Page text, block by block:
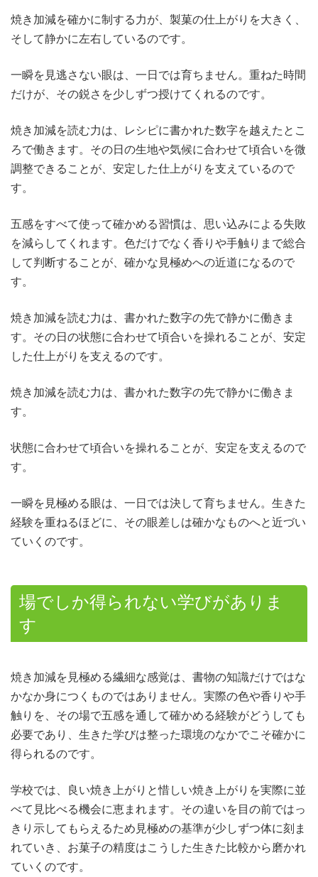
焼き加減を確かに制する力が、製菓の仕上がりを大きく、
そして静かに左右しているのです。
一瞬を見逃さない眼は、一日では育ちません。重ねた時間
だけが、その鋭さを少しずつ授けてくれるのです。
焼き加減を読む力は、レシピに書かれた数字を越えたとこ
ろで働きます。その日の生地や気候に合わせて頃合いを微
調整できることが、安定した仕上がりを支えているので
す。
五感をすべて使って確かめる習慣は、思い込みによる失敗
を減らしてくれます。色だけでなく香りや手触りまで総合
して判断することが、確かな見極めへの近道になるので
す。
焼き加減を読む力は、書かれた数字の先で静かに働きま
す。その日の状態に合わせて頃合いを操れることが、安定
した仕上がりを支えるのです。
焼き加減を読む力は、書かれた数字の先で静かに働きま
す。
状態に合わせて頃合いを操れることが、安定を支えるので
す。
一瞬を見極める眼は、一日では決して育ちません。生きた
経験を重ねるほどに、その眼差しは確かなものへと近づい
ていくのです。
場でしか得られない学びがありま
す
焼き加減を見極める繊細な感覚は、書物の知識だけではな
かなか身につくものではありません。実際の色や香りや手
触りを、その場で五感を通して確かめる経験がどうしても
必要であり、生きた学びは整った環境のなかでこそ確かに
得られるのです。
学校では、良い焼き上がりと惜しい焼き上がりを実際に並
べて見比べる機会に恵まれます。その違いを目の前ではっ
きり示してもらえるため見極めの基準が少しずつ体に刻ま
れていき、お菓子の精度はこうした生きた比較から磨かれ
ていくのです。